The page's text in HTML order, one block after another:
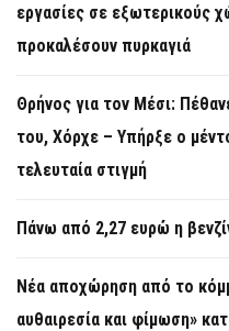
εργασίες σε εξωτερικούς
προκαλέσουν πυρκαγιά
Θρήνος για τον Μέσι:
του, Χόρχε – Υπήρξε ο
τελευταία στιγμή
Πάνω από 2,27 ευρώ η
Νέα αποχώρηση από το
αυθαιρεσία και φίμωση»